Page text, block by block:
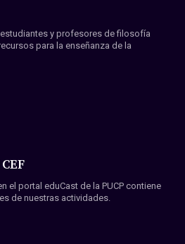
y profesores de filosofía
para la enseñanza de la
el portal eduCast de la PUCP contiene
de nuestras actividades.